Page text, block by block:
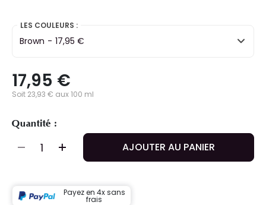
LES COULEURS :
Brown - 17,95 €
17,95 €
Soit 23,93 € aux 100 ml
Quantité :
AJOUTER AU PANIER
Payez en 4x sans
frais